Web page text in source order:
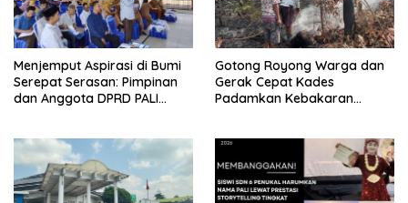
Menjemput Aspirasi di Bumi
Serepat Serasan: Pimpinan
dan Anggota DPRD PALI
Melalui Reses Ke-2 Tahun
2026
Gotong Royong Warga dan
Gerak Cepat Kades
Padamkan Kebakaran